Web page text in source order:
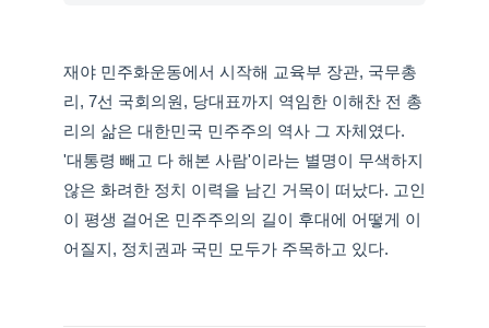
재야 민주화운동에서 시작해 교육부 장관, 국무총
리, 7선 국회의원, 당대표까지 역임한 이해찬 전 총
리의 삶은 대한민국 민주주의 역사 그 자체였다.
'대통령 빼고 다 해본 사람'이라는 별명이 무색하지
않은 화려한 정치 이력을 남긴 거목이 떠났다. 고인
이 평생 걸어온 민주주의의 길이 후대에 어떻게 이
어질지, 정치권과 국민 모두가 주목하고 있다.